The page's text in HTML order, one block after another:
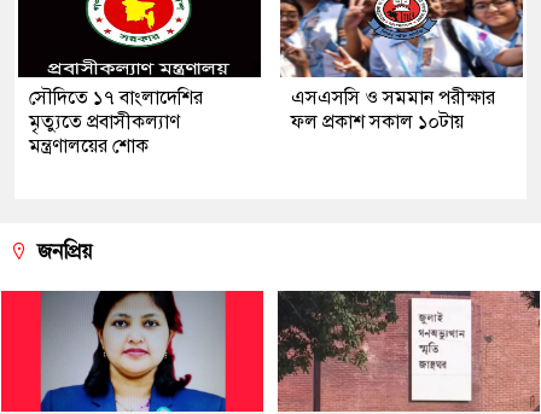
সৌ‌দিতে ১৭ বাংলাদেশির
মৃত্যুতে প্রবাসীকল্যাণ
মন্ত্রণালয়ের শোক
এসএসসি ও সমমান পরীক্ষার
ফল প্রকাশ সকাল ১০টায়
জনপ্রিয়